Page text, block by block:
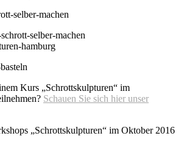
Kurs „Schrottskulpturen“ im
Schauen Sie sich hier unser
„Schrottskulpturen“ im Oktober 2016